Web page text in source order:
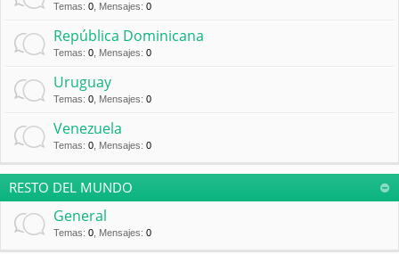
Temas: 0 Mensajes: 0
República Dominicana
Temas: 0 Mensajes: 0
Uruguay
Temas: 0 Mensajes: 0
Venezuela
Temas: 0 Mensajes: 0
RESTO DEL MUNDO
General
Temas: 0 Mensajes: 0